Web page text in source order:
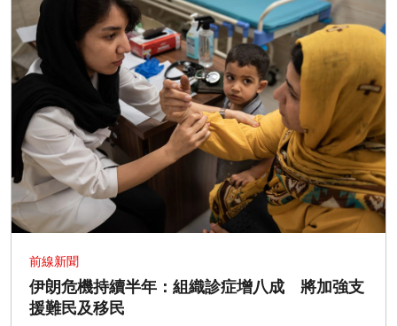
前線新聞
伊朗危機持續半年：組織診症增八成 將加強支
援難民及移民